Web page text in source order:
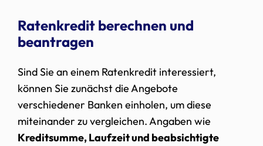
Ratenkredit berechnen und
beantragen
Sind Sie an einem Ratenkredit interessiert,
können Sie zunächst die Angebote
verschiedener Banken einholen, um diese
miteinander zu vergleichen. Angaben wie
Kreditsumme, Laufzeit und beabsichtigte